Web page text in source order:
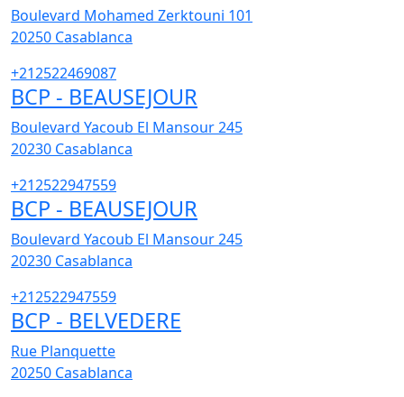
Boulevard Mohamed Zerktouni 101
20250 Casablanca
+212522469087
BCP - BEAUSEJOUR
Boulevard Yacoub El Mansour 245
20230 Casablanca
+212522947559
BCP - BEAUSEJOUR
Boulevard Yacoub El Mansour 245
20230 Casablanca
+212522947559
BCP - BELVEDERE
Rue Planquette
20250 Casablanca